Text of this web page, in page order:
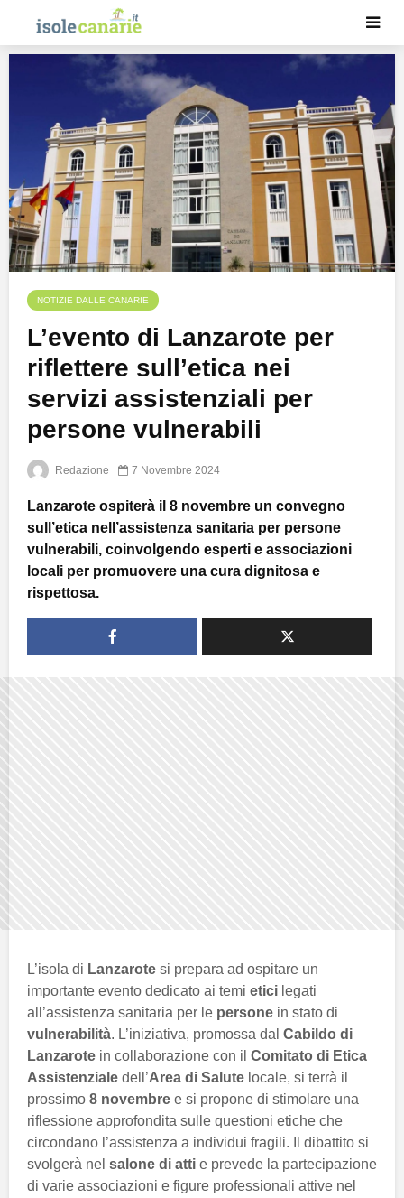
NOTIZIE DALLE CANARIE
L’evento di Lanzarote per
riflettere sull’etica nei
servizi assistenziali per
persone vulnerabili
Redazione 7 Novembre 2024
Lanzarote ospiterà il 8 novembre un convegno
sull’etica nell’assistenza sanitaria per persone
vulnerabili, coinvolgendo esperti e associazioni
locali per promuovere una cura dignitosa e
rispettosa.
L’isola di Lanzarote si prepara ad ospitare un
importante evento dedicato ai temi etici legati
all’assistenza sanitaria per le persone in stato di
vulnerabilità. L’iniziativa, promossa dal Cabildo di
Lanzarote in collaborazione con il Comitato di Etica
Assistenziale dell’Area di Salute locale, si terrà il
prossimo 8 novembre e si propone di stimolare una
riflessione approfondita sulle questioni etiche che
circondano l’assistenza a individui fragili. Il dibattito si
svolgerà nel salone di atti e prevede la partecipazione
di varie associazioni e figure professionali attive nel